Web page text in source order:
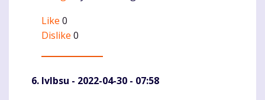
Like 0
Dislike 0
Ivlbsu - 2022-04-30 - 07:58